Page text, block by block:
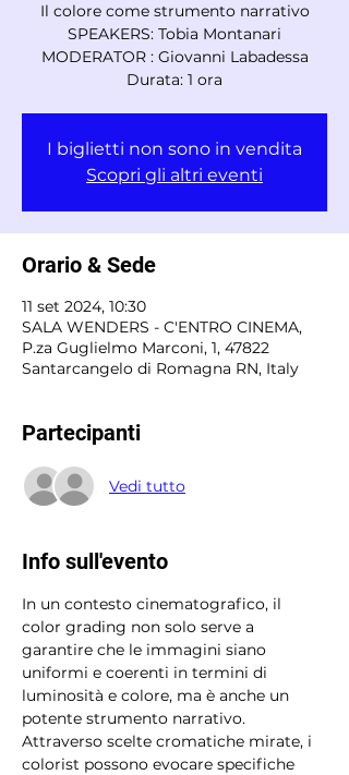
Il colore come strumento narrativo
SPEAKERS: Tobia Montanari
MODERATOR : Giovanni Labadessa
Durata: 1 ora
I biglietti non sono in vendita
Scopri gli altri eventi
Orario & Sede
11 set 2024, 10:30
SALA WENDERS - C'ENTRO CINEMA,
P.za Guglielmo Marconi, 1, 47822
Santarcangelo di Romagna RN, Italy
Partecipanti
Vedi tutto
Info sull'evento
In un contesto cinematografico, il
color grading non solo serve a
garantire che le immagini siano
uniformi e coerenti in termini di
luminosità e colore, ma è anche un
potente strumento narrativo.
Attraverso scelte cromatiche mirate, i
colorist possono evocare specifiche